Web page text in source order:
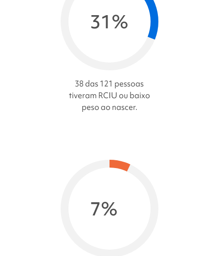
31%
38 das 121 pessoas
tiveram RCIU ou baixo
peso ao nascer.
7%